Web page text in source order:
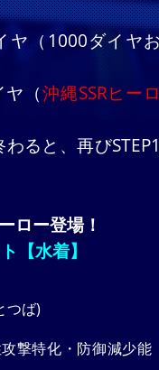
ヤ（1000ダイヤ
（沖縄SSRヒー
ると、再び
ロー登場！
【水着】
つば)
撃特化・防御減少能